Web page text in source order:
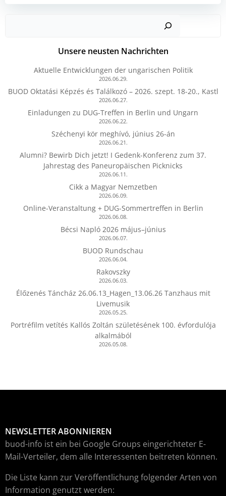
Unsere neusten Nachrichten
Aktuelle Entwicklungen der ungarischen Politik
2026.06.29.
BUOD Oktatási Képzés és Találkozó – 2026. szept. 18-20., Kastl
2026.06.27.
Einladungen zu DUG-Treffen in Berlin und Ungarn
2026.06.22.
Széchenyi kör meghívó, június 26-án
2026.06.21.
Alumni? Bewirb Dich jetzt! I Gedenk-Konferenz zum 37.
Jahrestag des Paneuropäischen Picknicks
2026.06.11.
Cikk a Magyar Nemzetben
2026.06.09.
Online-Veranstaltung + DUG-Sommertreffen in Berlin
2026.06.08.
Bécsi Napló 2026 május–június
2026.06.07.
BUOD Rundschau
2026.06.04.
Rakovszky
2026.06.03.
Élőzenés Táncház 26.06.13_Hagen_13.06.26 Tanzhaus mit
Livemusik
2026.05.25.
Portréfilm vetítés Kallós Zoltán születésének 100. évfordulója
alkalmából
2026.05.08.
NEWSLETTER ABONNIEREN
buod-info ist ein bei Google Groups eingerichteter E-
Mail-Verteiler, dem alle Interessenten beitreten können.
Die Liste kann zur Veröffentlichung folgender Arten von
Information genutzt werden: